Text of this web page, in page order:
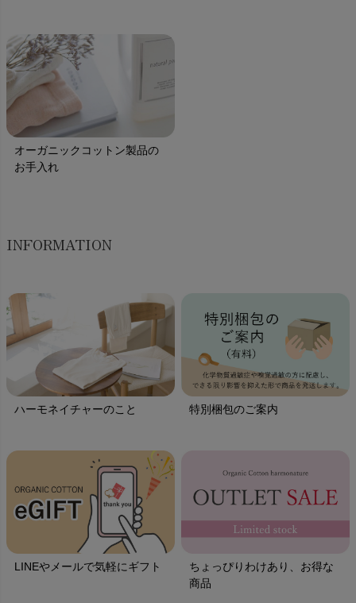
オーガニックコットン製品の
お手入れ
INFORMATION
ハーモネイチャーのこと 特別梱包のご案内
LINEやメールで気軽にギフト
ちょっぴりわけあり、お得な
商品